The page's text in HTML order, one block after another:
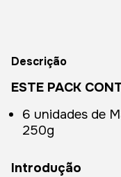
Descrição
ESTE PACK
6 unidades de
250g
Introdução